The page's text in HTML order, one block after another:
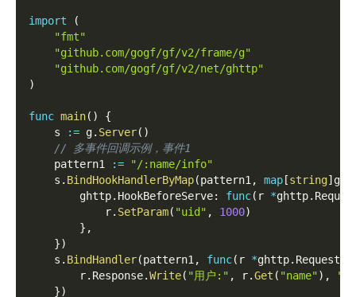
import
(
"fmt"
"github.com/gogf/gf/v2/frame/g"
"github.com/gogf/gf/v2/net/ghttp"
)
func main( )
{
    s
:= g. Server( )
// 多事件回调示例，事件1
    pattern1
:=
"/:name/info"
    s
. BindHookHandlerByMap(pattern1, map [string]
        ghttp
. HookBeforeServe: func( r *ghttp.
            r
. SetParam( "uid" , 1000)
} ,
})
    s
. BindHandler(pattern1, func( r *ghttp. Request
        r
. Response.Write( "用户:" , r.Get ( "name") ,
",
})